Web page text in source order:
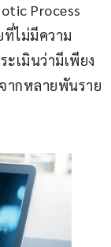
Process
ที่ไม่มีความ
เมินว่ามีเพียง
ากหลายพันราย